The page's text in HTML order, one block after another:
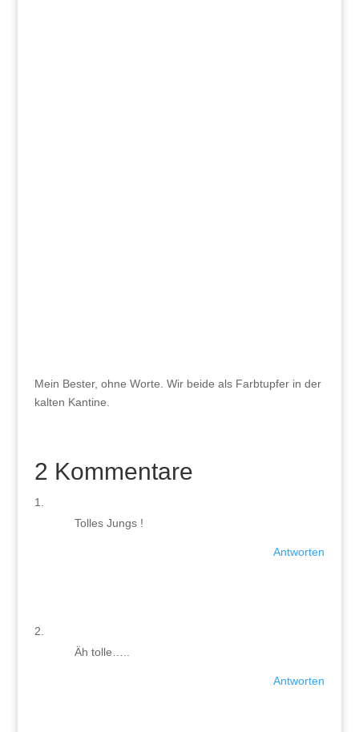
Mein Bester, ohne Worte. Wir beide als Farbtupfer in der
kalten Kantine.
2 Kommentare
Tolles Jungs !
Antworten
Äh tolle…..
Antworten